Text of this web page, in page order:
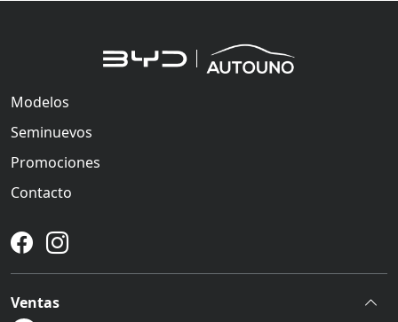
Modelos
Seminuevos
Promociones
Contacto
Ventas